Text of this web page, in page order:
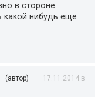
в стороне.
нибудь еще
(автор)
17.11.2014 в